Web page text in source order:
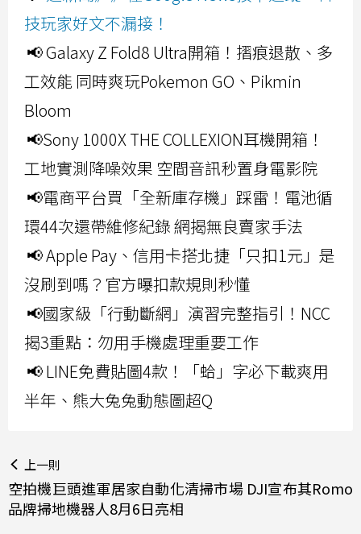
技玩家好文不漏接！
📢 Galaxy Z Fold8 Ultra開箱！摺痕退散、多
工效能 同時爽玩Pokemon GO、Pikmin
Bloom
📢Sony 1000X THE COLLEXION耳機開箱！
工地實測降噪效果 空間音訊秒置身電影院
📢電商平台買「全新庫存機」踩雷！電池循
環44次還帶維修紀錄 網揭無良賣家手法
📢 Apple Pay、信用卡搭北捷「只扣1元」是
沒刷到嗎？官方曝扣款規則秒懂
📢國家級「行動斷網」演習完整指引！NCC
揭3重點：勿用手機處理重要工作
📢 LINE免費貼圖4款！「蛤」字必下載爽用
半年、熊大兔兔動態圖超Q
上一則
空拍機巨頭進軍居家自動化清掃市場 DJI宣布其Romo
品牌掃地機器人8月6日亮相